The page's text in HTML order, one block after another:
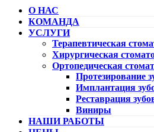
О НАС
КОМАНДА
УСЛУГИ
Терапевтическая
Хирургическая
Ортопедическая
Протезирование
Имплантация
Реставрация
Виниры
НАШИ РАБОТЫ